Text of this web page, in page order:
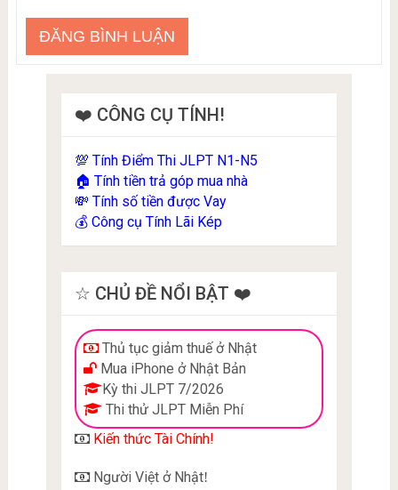
❤️ CÔNG CỤ TÍNH!
💯 Tính Điểm Thi JLPT N1-N5
🏠 Tính tiền trả góp mua nhà
💸 Tính số tiền được Vay
💰 Công cụ Tính Lãi Kép
☆ CHỦ ĐỀ NỔI BẬT ❤️
Thủ tục giảm thuế ở Nhật
Mua iPhone ở Nhật Bản
Kỳ thi JLPT 7/2026
Thi thử JLPT Miễn Phí
Kiến thức Tài Chính!
Người Việt ở Nhật!